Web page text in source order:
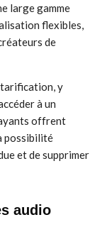
large gamme
flexibles,
de
y
à un
offrent
possibilité
et de supprimer
audio